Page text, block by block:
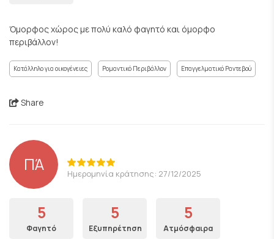
Όμορφος χώρος με πολύ καλό φαγητό και όμορφο
περιβάλλον!
Κατάλληλο για οικογένειες Ρομαντικό Περιβάλλον Επαγγελματικό Ραντεβού
Share
ΠΆ Ημερομηνία κράτησης: 27/12/2025
5
Φαγητό
5
Εξυπηρέτηση
5
Ατμόσφαιρα